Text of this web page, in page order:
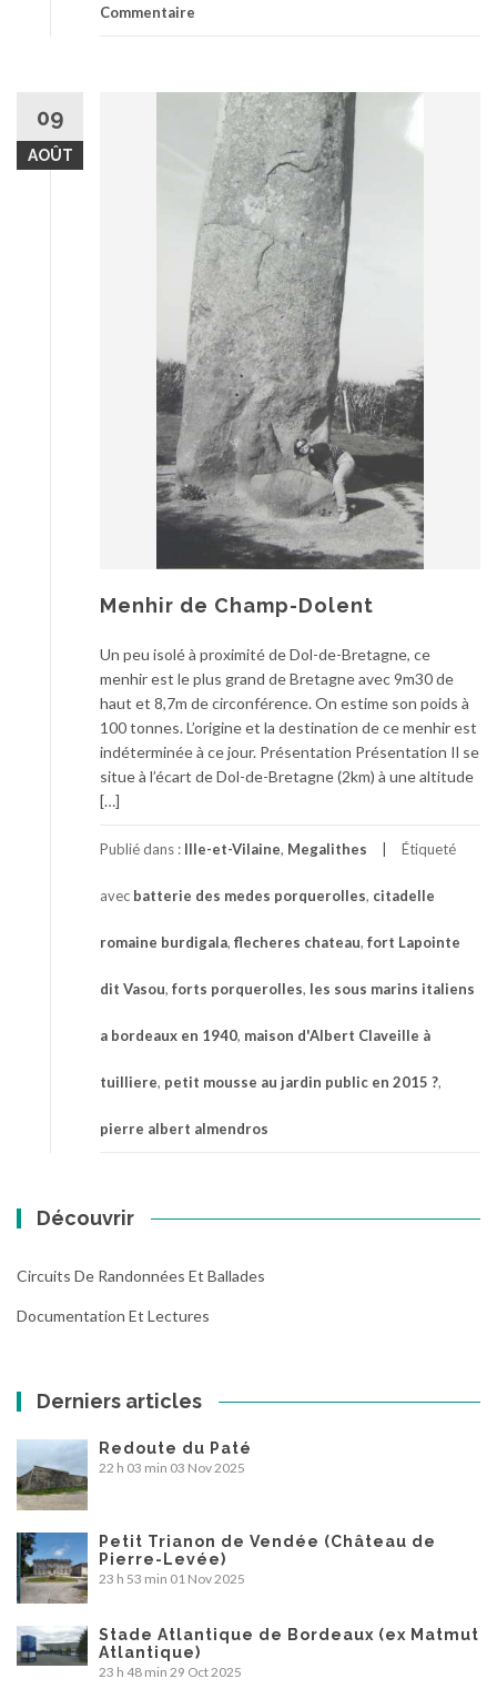
Commentaire
09
AOÛT
Menhir de Champ-Dolent
Un peu isolé à proximité de Dol-de-Bretagne, ce
menhir est le plus grand de Bretagne avec 9m30 de
haut et 8,7m de circonférence. On estime son poids à
100 tonnes. L’origine et la destination de ce menhir est
indéterminée à ce jour. Présentation Présentation Il se
situe à l’écart de Dol-de-Bretagne (2km) à une altitude
[…]
Publié dans : Ille-et-Vilaine, Megalithes Étiqueté
avec batterie des medes porquerolles, citadelle
romaine burdigala, flecheres chateau, fort Lapointe
dit Vasou, forts porquerolles, les sous marins italiens
a bordeaux en 1940, maison d'Albert Claveille à
tuilliere, petit mousse au jardin public en 2015 ?,
pierre albert almendros
Découvrir
Circuits De Randonnées Et Ballades
Documentation Et Lectures
Derniers articles
Redoute du Paté
22 h 03 min 03 Nov 2025
Petit Trianon de Vendée (Château de
Pierre-Levée)
23 h 53 min 01 Nov 2025
Stade Atlantique de Bordeaux (ex Matmut
Atlantique)
23 h 48 min 29 Oct 2025